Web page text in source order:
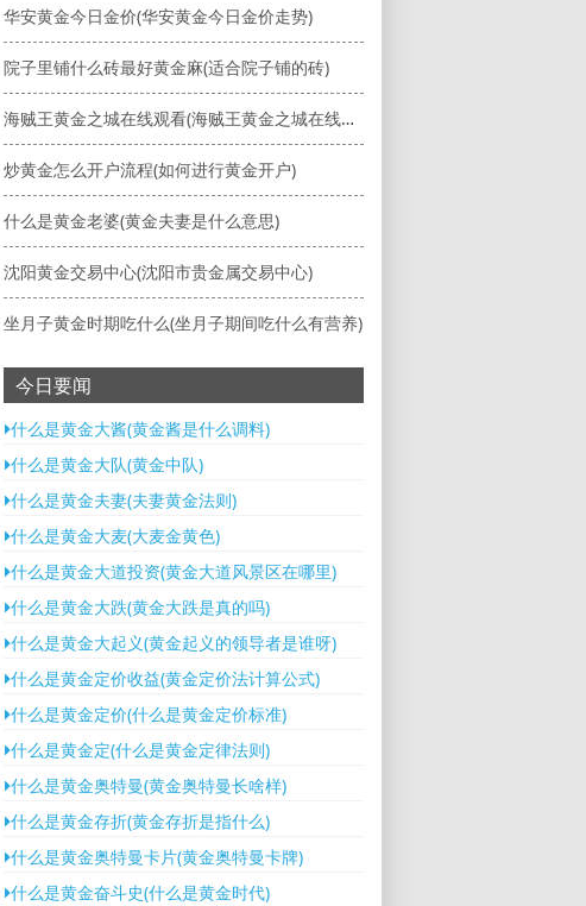
华安黄金今日金价(华安黄金今日金价走势)
院子里铺什么砖最好黄金麻(适合院子铺的砖)
海贼王黄金之城在线观看(海贼王黄金之城在线观看免费版)
炒黄金怎么开户流程(如何进行黄金开户)
什么是黄金老婆(黄金夫妻是什么意思)
沈阳黄金交易中心(沈阳市贵金属交易中心)
坐月子黄金时期吃什么(坐月子期间吃什么有营养)
今日要闻
什么是黄金大酱(黄金酱是什么调料)
什么是黄金大队(黄金中队)
什么是黄金夫妻(夫妻黄金法则)
什么是黄金大麦(大麦金黄色)
什么是黄金大道投资(黄金大道风景区在哪里)
什么是黄金大跌(黄金大跌是真的吗)
什么是黄金大起义(黄金起义的领导者是谁呀)
什么是黄金定价收益(黄金定价法计算公式)
什么是黄金定价(什么是黄金定价标准)
什么是黄金定(什么是黄金定律法则)
什么是黄金奥特曼(黄金奥特曼长啥样)
什么是黄金存折(黄金存折是指什么)
什么是黄金奥特曼卡片(黄金奥特曼卡牌)
什么是黄金奋斗史(什么是黄金时代)